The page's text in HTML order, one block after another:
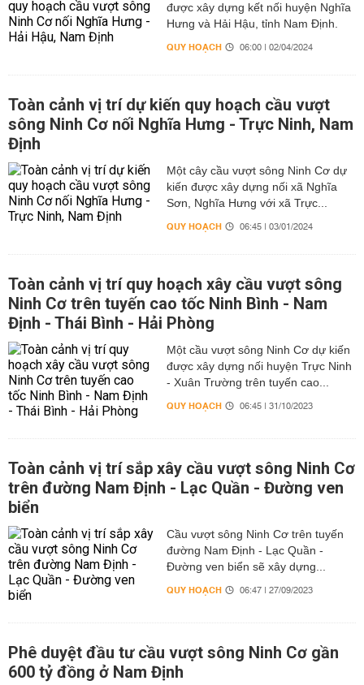
được xây dựng kết nối huyện Nghĩa
Hưng và Hải Hậu, tỉnh Nam Định.
QUY HOẠCH 06:00 | 02/04/2024
Toàn cảnh vị trí dự kiến quy hoạch cầu vượt
sông Ninh Cơ nối Nghĩa Hưng - Trực Ninh, Nam
Định
Một cây cầu vượt sông Ninh Cơ dự
kiến được xây dựng nối xã Nghĩa
Sơn, Nghĩa Hưng với xã Trực...
QUY HOẠCH 06:45 | 03/01/2024
Toàn cảnh vị trí quy hoạch xây cầu vượt sông
Ninh Cơ trên tuyến cao tốc Ninh Bình - Nam
Định - Thái Bình - Hải Phòng
Một cầu vượt sông Ninh Cơ dự kiến
được xây dựng nối huyện Trực Ninh
- Xuân Trường trên tuyến cao...
QUY HOẠCH 06:45 | 31/10/2023
Toàn cảnh vị trí sắp xây cầu vượt sông Ninh Cơ
trên đường Nam Định - Lạc Quần - Đường ven
biển
Cầu vượt sông Ninh Cơ trên tuyến
đường Nam Định - Lạc Quần -
Đường ven biển sẽ xây dựng...
QUY HOẠCH 06:47 | 27/09/2023
Phê duyệt đầu tư cầu vượt sông Ninh Cơ gần
600 tỷ đồng ở Nam Định